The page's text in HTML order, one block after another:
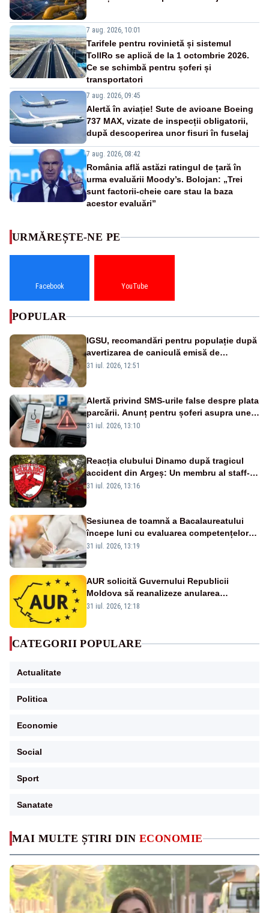
7 aug. 2026, 10:01
Tarifele pentru rovinietă și sistemul
TollRo se aplică de la 1 octombrie 2026.
Ce se schimbă pentru șoferi și
transportatori
7 aug. 2026, 09:45
Alertă în aviație! Sute de avioane Boeing
737 MAX, vizate de inspecții obligatorii,
după descoperirea unor fisuri în fuselaj
7 aug. 2026, 08:42
România află astăzi ratingul de țară în
urma evaluării Moody’s. Bolojan: „Trei
sunt factorii-cheie care stau la baza
acestor evaluări”
MAI MULTE ȘTIRI DIN ECONOMIE
URMĂREȘTE-NE PE
Facebook YouTube
POPULAR
IGSU, recomandări pentru populație după
avertizarea de caniculă emisă de
meteorologi
31 iul. 2026, 12:51
Alertă privind SMS-urile false despre plata
parcării. Anunț pentru șoferi asupra unei
noi metode de fraudă online
31 iul. 2026, 13:10
Reacția clubului Dinamo după tragicul
accident din Argeș: Un membru al staff-
ului medical a murit, antrenorul Adrian
31 iul. 2026, 13:16
Sesiunea de toamnă a Bacalaureatului
începe luni cu evaluarea competențelor
orale la Limba română
31 iul. 2026, 13:19
AUR solicită Guvernului Republicii
Moldova să reanalizeze anularea
concertului de Ziua Limbii Române
31 iul. 2026, 12:18
CATEGORII POPULARE
Actualitate
Politica
Economie
Social
Sport
Sanatate